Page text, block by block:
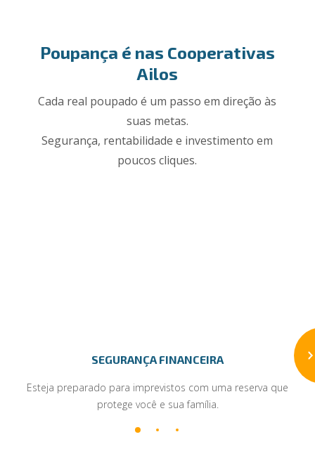
Poupança é nas Cooperativas
Ailos
Cada real poupado é um passo em direção às
suas metas.
Segurança, rentabilidade e investimento em
poucos cliques.
SEGURANÇA FINANCEIRA
Esteja preparado para imprevistos com uma reserva que
protege você e sua família.